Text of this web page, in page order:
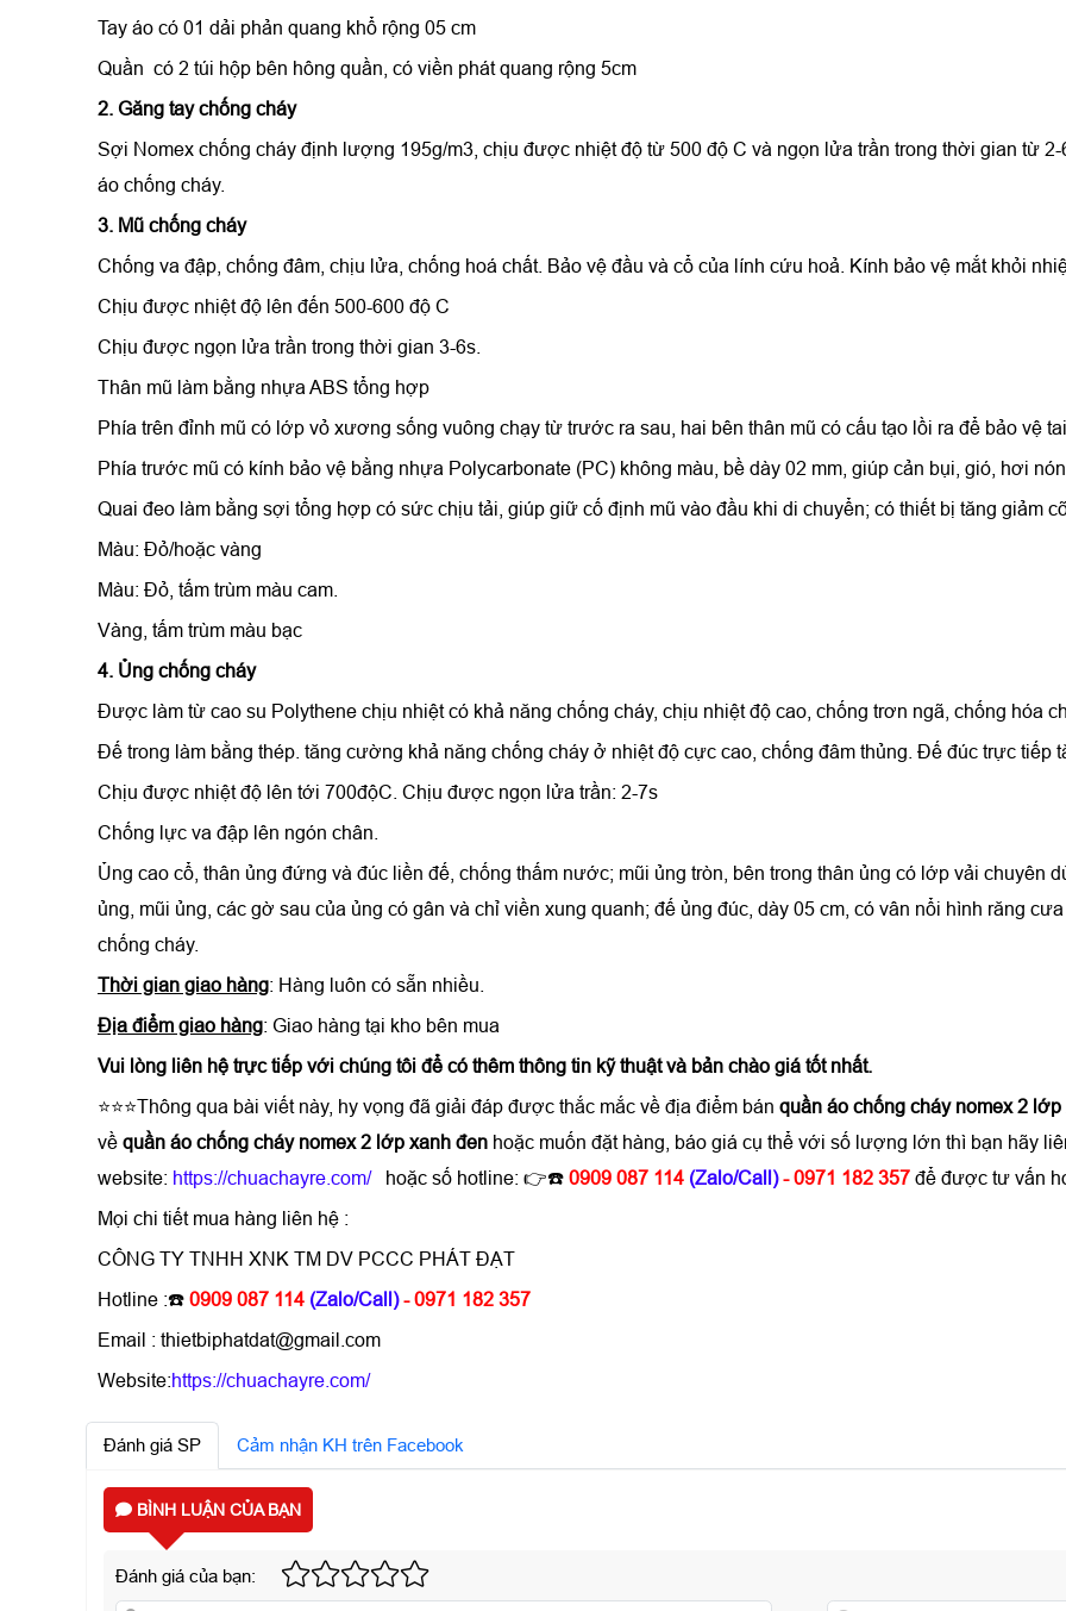
Tay áo có 01 dải phản quang khổ rộng 05 cm
Quần có 2 túi hộp bên hông quần, có viền phát quang rộng 5cm
2. Găng tay chống cháy
Sợi Nomex chống cháy định lượng 195g/m3, chịu được nhiệt độ từ 500 độ C và ngọn lửa trần trong thời gian từ
áo chống cháy.
3. Mũ chống cháy
Chống va đập, chống đâm, chịu lửa, chống hoá chất. Bảo vệ đầu và cổ của lính cứu hoả. Kính bảo vệ mắt khỏi
Chịu được nhiệt độ lên đến 500-600 độ C
Chịu được ngọn lửa trần trong thời gian 3-6s.
Thân mũ làm bằng nhựa ABS tổng hợp
Phía trên đỉnh mũ có lớp vỏ xương sống vuông chạy từ trước ra sau, hai bên thân mũ có cấu tạo lồi ra để bảo vệ
Phía trước mũ có kính bảo vệ bằng nhựa Polycarbonate (PC) không màu, bề dày 02 mm, giúp cản bụi, gió, hơi
Quai đeo làm bằng sợi tổng hợp có sức chịu tải, giúp giữ cố định mũ vào đầu khi di chuyển; có thiết bị tăng giảm
Màu: Đỏ/hoặc vàng
Màu: Đỏ, tấm trùm màu cam.
Vàng, tấm trùm màu bạc
4. Ủng chống cháy
Được làm từ cao su Polythene chịu nhiệt có khả năng chống cháy, chịu nhiệt độ cao, chống trơn ngã, chống hóa
Đế trong làm bằng thép. tăng cường khả năng chống cháy ở nhiệt độ cực cao, chống đâm thủng. Đế đúc trực tiếp
Chịu được nhiệt độ lên tới 700độC. Chịu được ngọn lửa trần: 2-7s
Chống lực va đập lên ngón chân.
Ủng cao cổ, thân ủng đứng và đúc liền đế, chống thấm nước; mũi ủng tròn, bên trong thân ủng có lớp vải chuyên
ủng, mũi ủng, các gờ sau của ủng có gân và chỉ viền xung quanh; đế ủng đúc, dày 05 cm, có vân nổi hình răng
chống cháy.
Thời gian giao hàng: Hàng luôn có sẵn nhiều.
Địa điểm giao hàng: Giao hàng tại kho bên mua
Vui lòng liên hệ trực tiếp với chúng tôi để có thêm thông tin kỹ thuật và bản chào giá tốt nhất.
⭐⭐⭐Thông qua bài viết này, hy vọng đã giải đáp được thắc mắc về địa điểm bán quần áo chống cháy nomex 2 lớp
về quần áo chống cháy nomex 2 lớp xanh đen hoặc muốn đặt hàng, báo giá cụ thể với số lượng lớn thì bạn hãy
website: https://chuachayre.com/ hoặc số hotline: 👉☎️ 0909 087 114 (Zalo/Call) - 0971 182 357 để được tư vấn
Mọi chi tiết mua hàng liên hệ :
CÔNG TY TNHH XNK TM DV PCCC PHÁT ĐẠT
Hotline :☎️ 0909 087 114 (Zalo/Call) - 0971 182 357
Email : thietbiphatdat@gmail.com
Website:https://chuachayre.com/
Đánh giá SP Cảm nhận KH trên Facebook
BÌNH LUẬN CỦA BẠN
Đánh giá của bạn: